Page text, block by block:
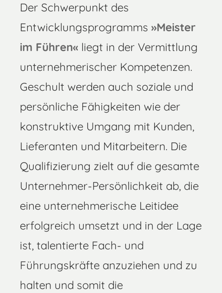
Der Schwerpunkt des
Entwicklungsprogramms »Meister
im Führen« liegt in der Vermittlung
unternehmerischer Kompetenzen.
Geschult werden auch soziale und
persönliche Fähigkeiten wie der
konstruktive Umgang mit Kunden,
Lieferanten und Mitarbeitern. Die
Qualifizierung zielt auf die gesamte
Unternehmer-Persönlichkeit ab, die
eine unternehmerische Leitidee
erfolgreich umsetzt und in der Lage
ist, talentierte Fach- und
Führungskräfte anzuziehen und zu
halten und somit die